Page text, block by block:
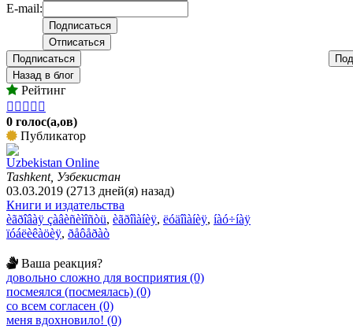
E-mail:
Подписаться
Назад в блог
Рейтинг
    
0 голос(а,ов)
Публикатор
Uzbekistan Online
Tashkent, Узбекистан
03.03.2019 (2713 дней(я) назад)
Книги и издательства
èãðîâàÿ çàâèñèìîñòü, èãðîìàíèÿ, ëóäîìàíèÿ, íàó÷íàÿ
ïóáëèêàöèÿ, ðåôåðàò
Ваша реакция?
довольно сложно для восприятия (0)
посмеялся (посмеялась) (0)
со всем согласен (0)
меня вдохновило! (0)